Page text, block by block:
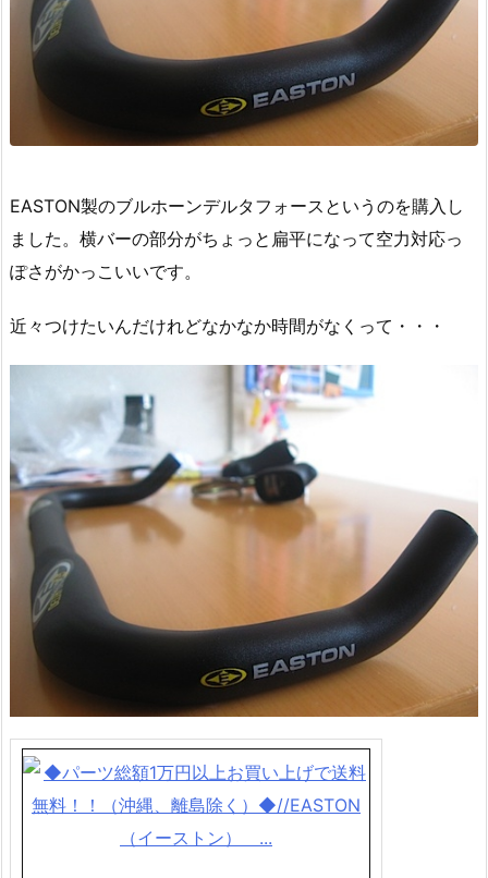
EASTON製のブルホーンデルタフォースというのを購入し
ました。横バーの部分がちょっと扁平になって空力対応っ
ぽさがかっこいいです。
近々つけたいんだけれどなかなか時間がなくって・・・